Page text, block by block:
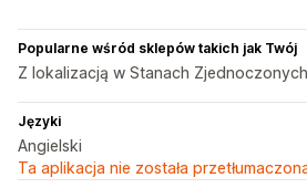
Popularne wśród sklepów takich jak Twój
Z lokalizacją w Stanach Zjednoczonych
Języki
Angielski
Ta aplikacja nie została